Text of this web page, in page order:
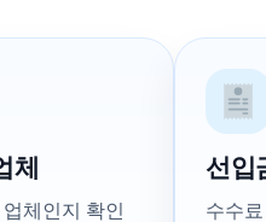
체
체인지 확인
선입
수수